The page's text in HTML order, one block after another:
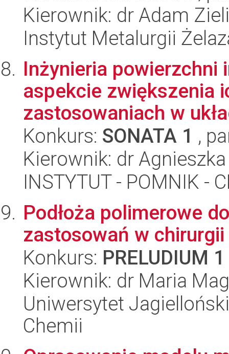
Kierownik: dr Adam
Instytut Metalurgii
Inżynieria
aspekcie zwiększenia
zastosowaniach w
Konkurs: SONATA 1 ,
Kierownik: dr
INSTYTUT - POMNIK -
Podłoża polimerowe
zastosowań w
Konkurs: PRELUDIUM 1
Kierownik: dr Maria
Uniwersytet
Chemii